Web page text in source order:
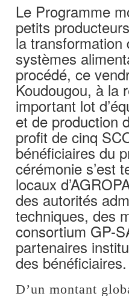
Le Programme
petits
la transformation
systèmes
procédé, ce
Koudougou, à la
important lot
et de production
profit de cinq
bénéficiaires du
cérémonie s’est
locaux
des autorités
techniques, des
consortium GP-
partenaires
des bénéficiaires.
D’un montant